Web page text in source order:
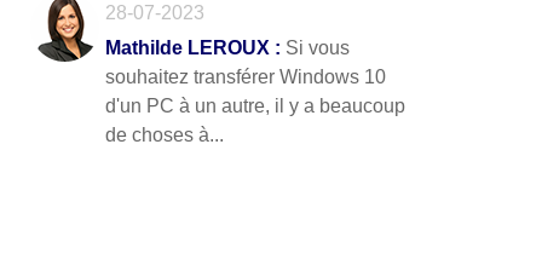
28-07-2023
Mathilde LEROUX : Si vous
souhaitez transférer Windows 10
d'un PC à un autre, il y a beaucoup
de choses à...